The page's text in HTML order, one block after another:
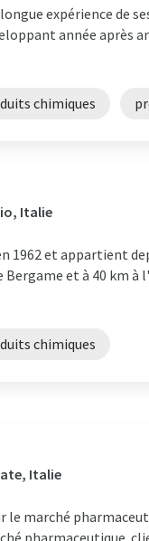
expérience de
année après
chimiques
Italie
1962 et appartient
Bergame et à 40 km
chimiques
Italie
marché
pharmaceutique.